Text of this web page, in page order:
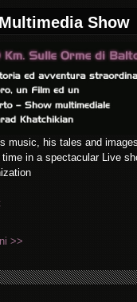
Show
music, his tales and
in a spectacular Live
>>